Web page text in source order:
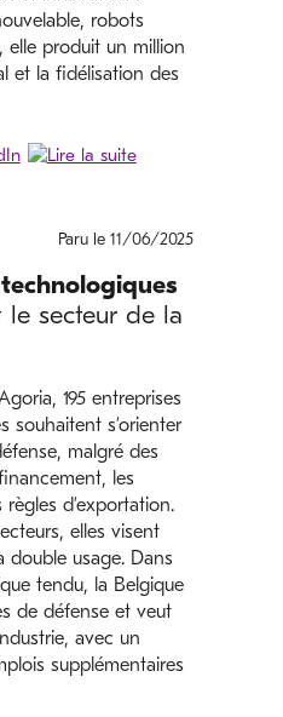
robots
elle produit un million
et la fidélisation des
Paru le 11/06/2025
secteur de la
195 entreprises
souhaitent s’orienter
malgré des
les
d’exportation.
elles visent
double usage. Dans
tendu, la Belgique
de défense et veut
avec un
supplémentaires